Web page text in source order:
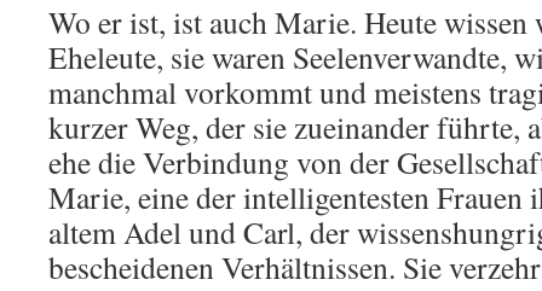
Wo er ist, ist auch Marie. Heute
Eheleute, sie waren Seelenverwandte,
manchmal vorkommt und meistens
kurzer Weg, der sie zueinander führte,
ehe die Verbindung von der
Marie, eine der intelligentesten Frauen
altem Adel und Carl, der
bescheidenen Verhältnissen. Sie